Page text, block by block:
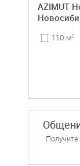
AZIMUT
110 м2